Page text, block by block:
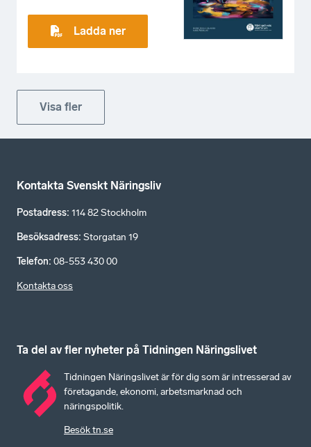
Ladda ner
Visa fler
Kontakta Svenskt Näringsliv
Postadress: 114 82 Stockholm
Besöksadress: Storgatan 19
Telefon: 08-553 430 00
Kontakta oss
Ta del av fler nyheter på Tidningen Näringslivet
Tidningen Näringslivet är för dig som är intresserad av
företagande, ekonomi, arbetsmarknad och
näringspolitik.
Besök tn.se